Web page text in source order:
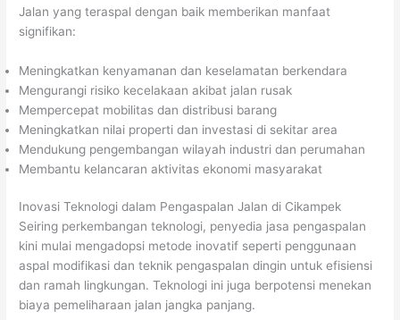
Jalan yang teraspal dengan baik memberikan manfaat
signifikan:
Meningkatkan kenyamanan dan keselamatan berkendara
Mengurangi risiko kecelakaan akibat jalan rusak
Mempercepat mobilitas dan distribusi barang
Meningkatkan nilai properti dan investasi di sekitar area
Mendukung pengembangan wilayah industri dan perumahan
Membantu kelancaran aktivitas ekonomi masyarakat
Inovasi Teknologi dalam Pengaspalan Jalan di Cikampek
Seiring perkembangan teknologi, penyedia jasa pengaspalan
kini mulai mengadopsi metode inovatif seperti penggunaan
aspal modifikasi dan teknik pengaspalan dingin untuk efisiensi
dan ramah lingkungan. Teknologi ini juga berpotensi menekan
biaya pemeliharaan jalan jangka panjang.